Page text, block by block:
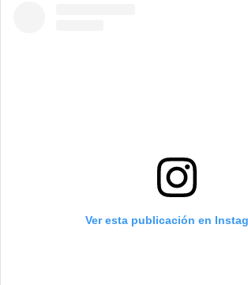
Ver esta publicación en